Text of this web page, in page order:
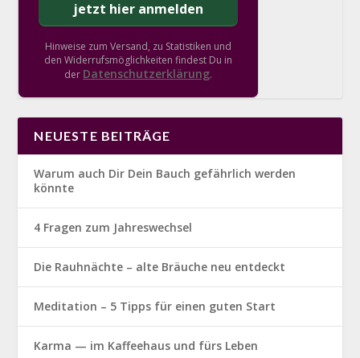
Hinweise zum Versand, zu Statistiken und
den Widerrufsmöglichkeiten findest Du in
der Datenschutzerklärung.
NEUESTE BEITRÄGE
Warum auch Dir Dein Bauch gefährlich werden
könnte
4 Fragen zum Jahreswechsel
Die Rauhnächte – alte Bräuche neu entdeckt
Meditation – 5 Tipps für einen guten Start
Karma — im Kaffeehaus und fürs Leben